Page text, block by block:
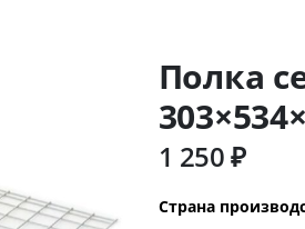
Полка
1 250 ₽
Дополнительная
информация
Страна